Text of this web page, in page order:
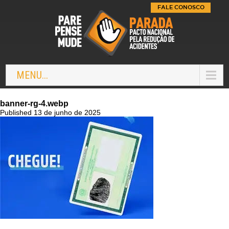
MENU...
FALE CONOSCO
banner-rg-4.webp
Published 13 de junho de 2025